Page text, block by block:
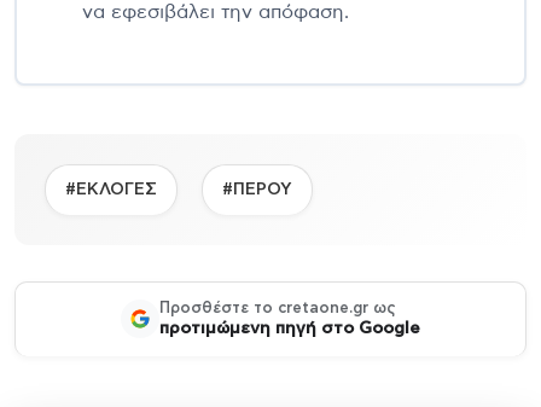
να εφεσιβάλει την απόφαση.
#ΕΚΛΟΓΕΣ #ΠΕΡΟΥ
Προσθέστε το cretaone.gr ως
προτιμώμενη πηγή στο Google